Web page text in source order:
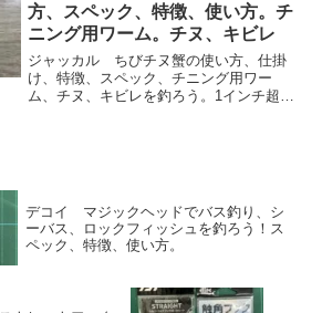
方、スペック、特徴、使い方。チ
ニング用ワーム。チヌ、キビレ
ジャッカル ちびチヌ蟹の使い方、仕掛
け、特徴、スペック、チニング用ワー
ム、チヌ、キビレを釣ろう。1インチ超コ
デコイ マジックヘッドでバス釣り、シ
ーバス、ロックフィッシュを釣ろう！ス
ペック、特徴、使い方。